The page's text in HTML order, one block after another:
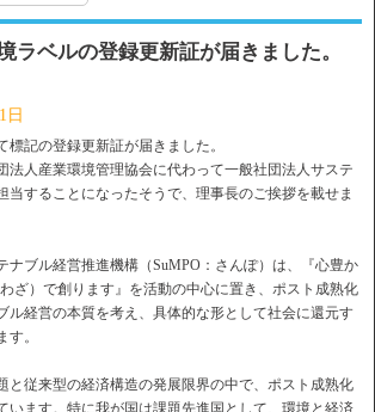
ラベルの登録更新証が届きました。
日
標記の登録更新証が届きました。
法人産業環境管理協会に代わって一般社団法人サステ
当することになったそうで、理事長のご挨拶を載せま
ブル経営推進機構（SuMPO：さんぽ）は、『心豊か
ざ）で創ります』を活動の中心に置き、ポスト成熟化
ル経営の本質を考え、具体的な形として社会に還元す
。
と従来型の経済構造の発展限界の中で、ポスト成熟化
います。特に我が国は課題先進国として、環境と経済